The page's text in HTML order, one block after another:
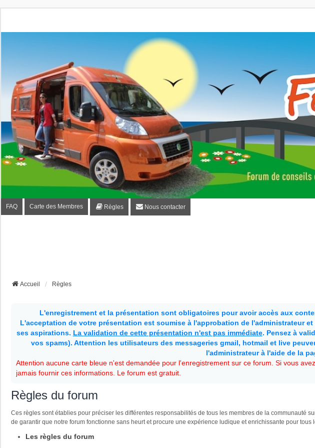
Fourgon-plaisir.com
Forum de conseils et d'entraide des utilisateurs de fourgons, fourgons aménagés, vans
FAQ Carte des Membres Règles Nous contacter
Accueil Règles
L'enregistrement et la présentation sont obligatoires pour avoir accès aux
L'acceptation de votre présentation est soumise à l'approbation de l'administrateur
ses aspirations. La validation de cette présentation n'est pas immédiate. Pensez à
vos spams). Attention les utilisateurs des messageries gmail, hotmail et live
l'administrateur à l'aide de la
Attention aucune carte bleue n'est demandée pour l'enregistrement sur ce forum. Si vous
jamais fournir ces informations. Le forum est gratuit.
Règles du forum
Ces règles sont établies pour préciser les différentes responsabilités de tous les membres de la communauté
de garantir que notre forum fonctionne sans heurt et procure une expérience ludique et enrichissante pour
Les règles du forum